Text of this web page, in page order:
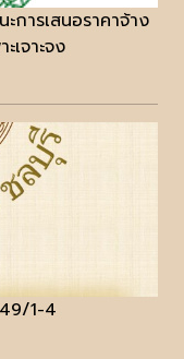
การเสนอราคาจ้าง
เจาะจง
1-4